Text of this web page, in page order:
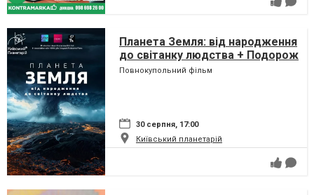
Планета Земля: від народження
до світанку людства + Подорож
сузір'ями (класична програма)
Повнокупольний фільм
30 серпня, 17:00
Київський планетарій